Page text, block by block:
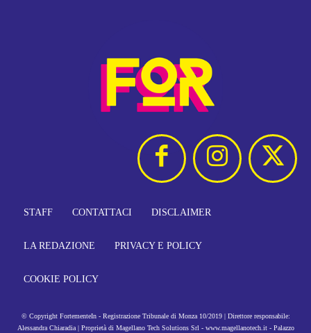
STAFF CONTATTACI DISCLAIMER
LA REDAZIONE PRIVACY E POLICY
COOKIE POLICY
© Copyright FortementeIn - Registrazione Tribunale di Monza 10/2019 | Direttore responsabile:
Alessandra Chiaradia | Proprietà di Magellano Tech Solutions Srl - www.magellanotech.it - Palazzo